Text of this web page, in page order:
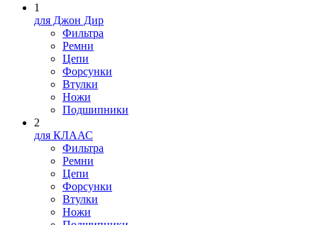
1
для Джон Дир
Фильтра
Ремни
Цепи
Форсунки
Втулки
Ножи
Подшипники
2
для КЛААС
Фильтра
Ремни
Цепи
Форсунки
Втулки
Ножи